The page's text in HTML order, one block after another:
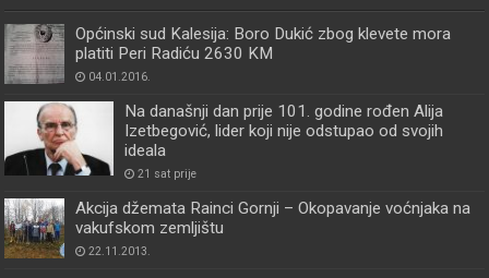
Općinski sud Kalesija: Boro Dukić zbog klevete mora
platiti Peri Radiću 2630 KM
04.01.2016.
Na današnji dan prije 101. godine rođen Alija
Izetbegović, lider koji nije odstupao od svojih
ideala
21 sat prije
Akcija džemata Rainci Gornji – Okopavanje voćnjaka na
vakufskom zemljištu
22.11.2013.